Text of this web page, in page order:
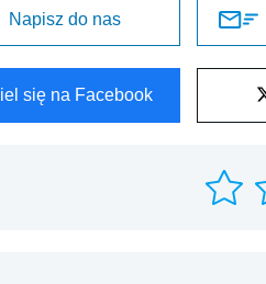
Napisz do nas
się na Facebook